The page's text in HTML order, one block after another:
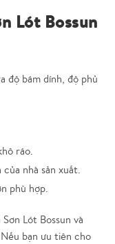
Lót Bossun
độ bám dính, độ phủ
ráo.
nhà sản xuất.
phù hợp.
Lót Bossun và
bạn ưu tiên cho